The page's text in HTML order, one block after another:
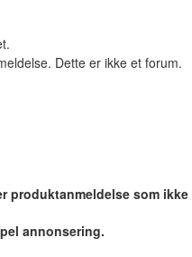
Dette er ikke et forum.
som
annonsering.